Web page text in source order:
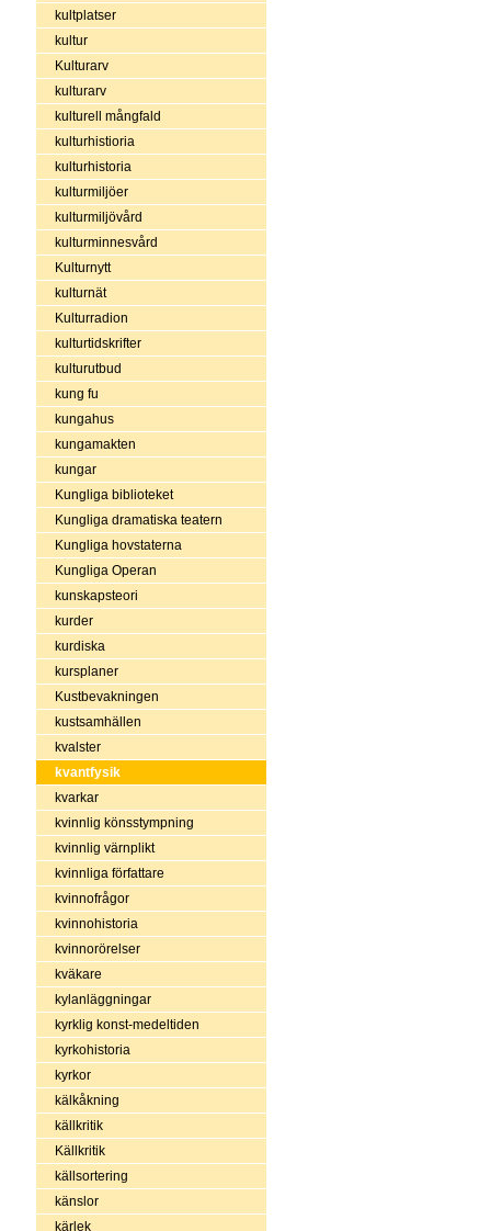
kultplatser
kultur
Kulturarv
kulturarv
kulturell mångfald
kulturhistioria
kulturhistoria
kulturmiljöer
kulturmiljövård
kulturminnesvård
Kulturnytt
kulturnät
Kulturradion
kulturtidskrifter
kulturutbud
kung fu
kungahus
kungamakten
kungar
Kungliga biblioteket
Kungliga dramatiska teatern
Kungliga hovstaterna
Kungliga Operan
kunskapsteori
kurder
kurdiska
kursplaner
Kustbevakningen
kustsamhällen
kvalster
kvantfysik
kvarkar
kvinnlig könsstympning
kvinnlig värnplikt
kvinnliga författare
kvinnofrågor
kvinnohistoria
kvinnorörelser
kväkare
kylanläggningar
kyrklig konst-medeltiden
kyrkohistoria
kyrkor
kälkåkning
källkritik
Källkritik
källsortering
känslor
kärlek